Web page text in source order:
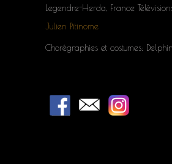
Legendre-Herda, France
Julien Pitinome
Chorégraphies et costumes: